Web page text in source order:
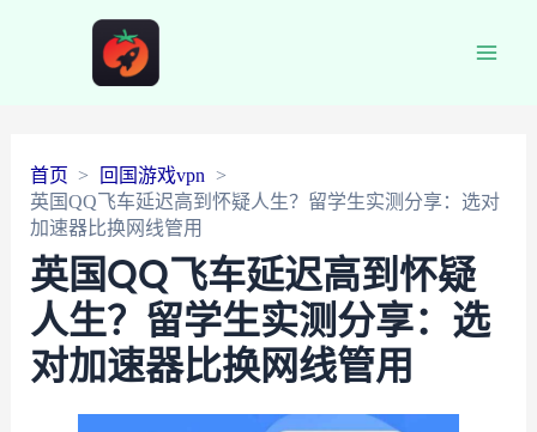
首页
回国游戏vpn
英国QQ飞车延迟高到怀疑人生？留学生实测分享：选对
加速器比换网线管用
英国QQ飞车延迟高到怀疑
人生？留学生实测分享：选
对加速器比换网线管用